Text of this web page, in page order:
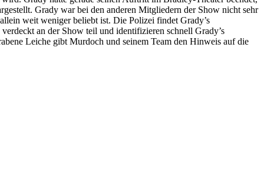
Grady war bei den anderen Mitgliedern der Show nicht sehr
weit weniger beliebt ist. Die Polizei findet Grady’s
an der Show teil und identifizieren schnell Grady’s
Leiche gibt Murdoch und seinem Team den Hinweis auf die